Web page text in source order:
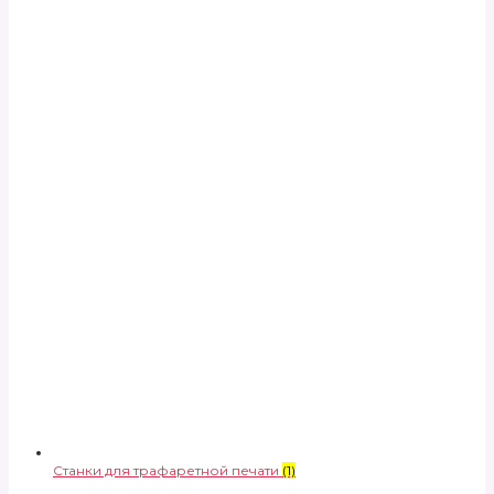
Станки для трафаретной печати (1)